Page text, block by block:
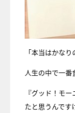
「本当はかな
人生の中で一番
『グッド！モ
たと思うんです